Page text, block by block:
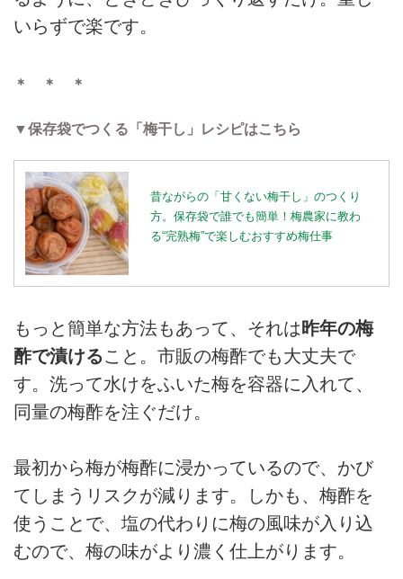
いらずで楽です。
＊ ＊ ＊
▼保存袋でつくる「梅干し」レシピはこちら
昔ながらの「甘くない梅干し」のつくり
方。保存袋で誰でも簡単！梅農家に教わ
る“完熟梅”で楽しむおすすめ梅仕事
もっと簡単な方法もあって、それは 昨年の梅
酢で漬けること。市販の梅酢でも大丈夫で
す。洗って水けをふいた梅を容器に入れて、
同量の梅酢を注ぐだけ。
最初から梅が梅酢に浸かっているので、かび
てしまうリスクが減ります。しかも、梅酢を
使うことで、塩の代わりに梅の風味が入り込
むので、梅の味がより濃く仕上がります。